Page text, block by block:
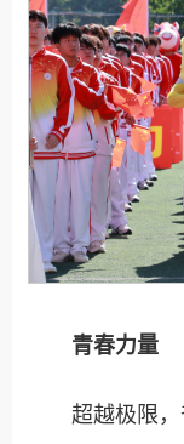
青春力量
超越极限